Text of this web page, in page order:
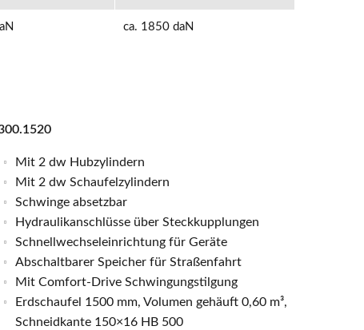
ca. 1850 daN
Mit 2 dw Hubzylindern
Mit 2 dw Schaufelzylindern
Schwinge absetzbar
Hydraulikanschlüsse über Steckkupplungen
Schnellwechseleinrichtung für Geräte
Abschaltbarer Speicher für Straßenfahrt
Mit Comfort-Drive Schwingungstilgung
Erdschaufel 1500 mm, Volumen gehäuft 0,60 m³,
Schneidkante 150×16 HB 500